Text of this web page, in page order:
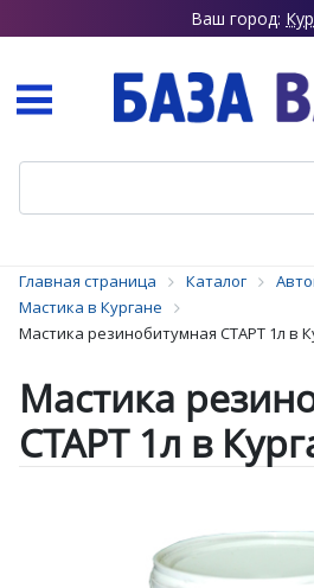
Ваш город:
Главная страница Каталог
Мастика в Кургане
Мастика резинобитумная СТАРТ 1л в
Мастика
СТАРТ 1л в